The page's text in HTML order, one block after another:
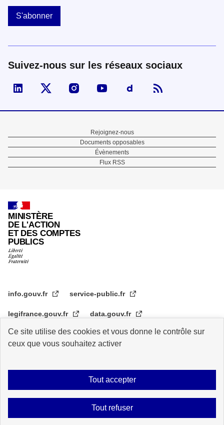
Ce site utilise des cookies et vous donne le contrôle sur
ceux que vous souhaitez activer
Tout accepter
Tout refuser
S'abonner
Suivez-nous sur les réseaux sociaux
Visiter la page Linked In de fonction publique
Visiter la page X de fonction publique
Visiter la page Instagram de fonction
Visiter la page You Tube de
Visiter la page
Pied
de
Rejoignez-nous
Documents opposables
Évènements
Flux RSS
MINISTÈRE
DE L'ACTION
ET DES COMPTES
PUBLICS
info.gouv.fr service-public.fr
legifrance.gouv.fr data.gouv.fr
transformation.gouv.fr
Archive Statistiques de consultation Logos Données personnelles
Gestion des cookies